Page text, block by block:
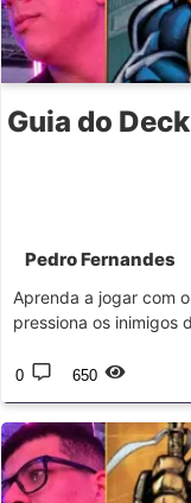
Guia do
Pedro Fernandes
Aprenda a jogar com
pressiona os inimigos
0 650